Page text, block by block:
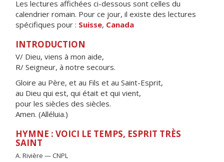
Les lectures affichées ci-dessous sont celles du
calendrier romain. Pour ce jour, il existe des lectures
spécifiques pour : Suisse, Canada
INTRODUCTION
V/ Dieu, viens à mon aide,
R/ Seigneur, à notre secours.
Gloire au Père, et au Fils et au Saint-Esprit,
au Dieu qui est, qui était et qui vient,
pour les siècles des siècles.
Amen. (Alléluia.)
HYMNE : VOICI LE TEMPS, ESPRIT TRÈS
SAINT
A. Rivière — CNPL